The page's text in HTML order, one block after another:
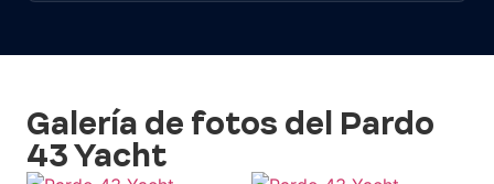
Galería de fotos del Pardo
43 Yacht